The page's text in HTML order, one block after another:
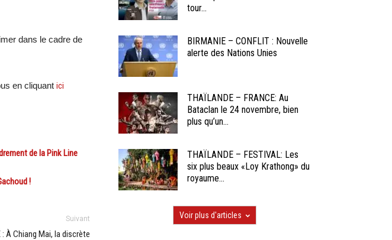
dans le cadre de
en cliquant ici
de la Pink Line
!
Suivant
: À Chiang Mai, la discrète
tour...
BIRMANIE – CONFLIT : Nouvelle
alerte des Nations Unies
THAÏLANDE – FRANCE: Au
Bataclan le 24 novembre, bien
plus qu’un...
THAÏLANDE – FESTIVAL: Les
six plus beaux «Loy Krathong» du
royaume...
Voir plus d'articles